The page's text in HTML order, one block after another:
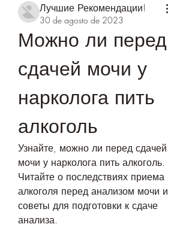
Лучшие Рекомендации!
30 de agosto de 2023
Можно ли перед
сдачей мочи у
нарколога пить
алкоголь
Узнайте, можно ли перед сдачей
мочи у нарколога пить алкоголь.
Читайте о последствиях приема
алкоголя перед анализом мочи и
советы для подготовки к сдаче
анализа.